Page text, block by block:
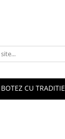
BOTEZ CU TRADITIE